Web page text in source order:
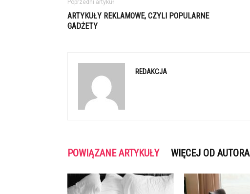
Poprzedni artykuł
ARTYKUŁY REKLAMOWE, CZYLI POPULARNE
GADŻETY
REDAKCJA
POWIĄZANE ARTYKUŁY WIĘCEJ OD AUTORA